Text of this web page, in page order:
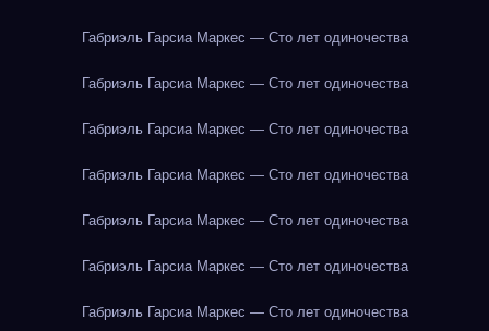
Габриэль Гарсиа Маркес — Сто лет одиночества
Габриэль Гарсиа Маркес — Сто лет одиночества
Габриэль Гарсиа Маркес — Сто лет одиночества
Габриэль Гарсиа Маркес — Сто лет одиночества
Габриэль Гарсиа Маркес — Сто лет одиночества
Габриэль Гарсиа Маркес — Сто лет одиночества
Габриэль Гарсиа Маркес — Сто лет одиночества